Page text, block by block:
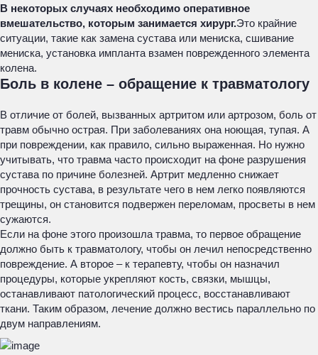
В некоторых случаях необходимо оперативное
вмешательство, которым занимается хирург.Это крайние
ситуации, такие как замена сустава или мениска, сшивание
мениска, установка импланта взамен поврежденного элемента
колена.
Боль в колене – обращение к травматологу
В отличие от болей, вызванных артритом или артрозом, боль от
травм обычно острая. При заболеваниях она ноющая, тупая. А
при повреждении, как правило, сильно выраженная. Но нужно
учитывать, что травма часто происходит на фоне разрушения
сустава по причине болезней. Артрит медленно снижает
прочность сустава, в результате чего в нем легко появляются
трещины, он становится подвержен переломам, просветы в нем
сужаются.
Если на фоне этого произошла травма, то первое обращение
должно быть к травматологу, чтобы он лечил непосредственно
повреждение. А второе – к терапевту, чтобы он назначил
процедуры, которые укрепляют кость, связки, мышцы,
останавливают патологический процесс, восстанавливают
ткани. Таким образом, лечение должно вестись параллельно по
двум направлениям.